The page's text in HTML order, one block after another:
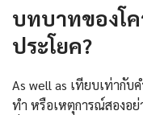
บทบาทของโค
ประโยค?
As well as เทียบเท่ากับ
ทำ หรือเหตุการณ์สองอ